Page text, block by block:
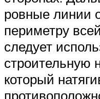
ровные линии
периметру
следует
строительную
который